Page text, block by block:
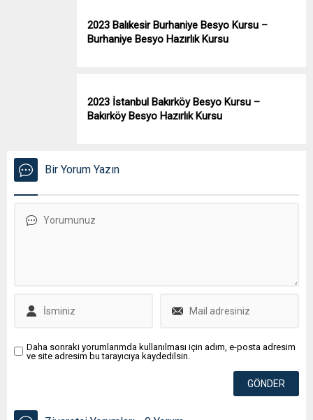
2023 Balıkesir Burhaniye Besyo Kursu –
Burhaniye Besyo Hazırlık Kursu
2023 İstanbul Bakırköy Besyo Kursu –
Bakırköy Besyo Hazırlık Kursu
Bir Yorum Yazın
Daha sonraki yorumlarımda kullanılması için adım, e-posta adresim
ve site adresim bu tarayıcıya kaydedilsin.